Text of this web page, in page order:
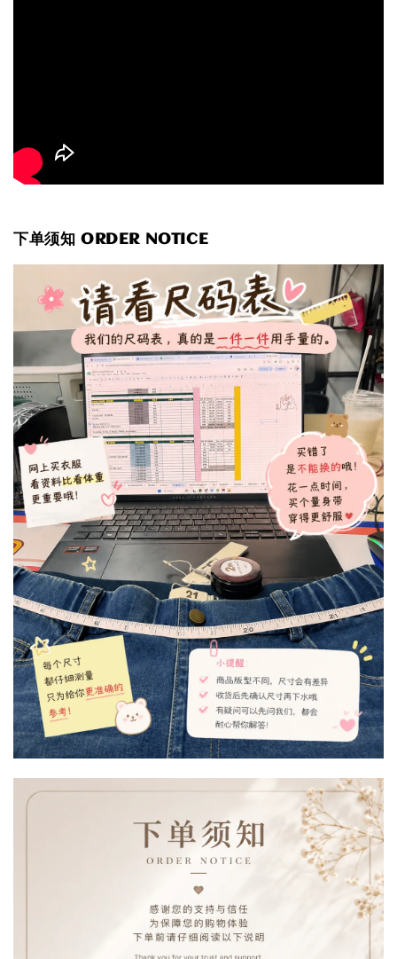
下单须知 ORDER NOTICE